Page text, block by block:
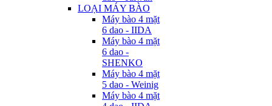
LOẠI MÁY BÀO
Máy bào 4 mặt
6 dao - IIDA
Máy bào 4 mặt
6 dao -
SHENKO
Máy bào 4 mặt
5 dao - Weinig
Máy bào 4 mặt